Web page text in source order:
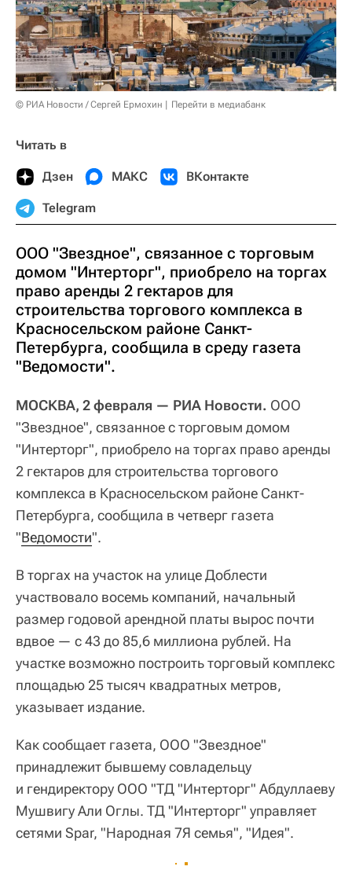
© РИА Новости / Сергей Ермохин Перейти в медиабанк
Читать в
Дзен МАКС ВКонтакте
Telegram
ООО "Звездное", связанное с торговым
домом "Интерторг", приобрело на торгах
право аренды 2 гектаров для
строительства торгового комплекса в
Красносельском районе Санкт-
Петербурга, сообщила в среду газета
"Ведомости".
МОСКВА, 2 февраля — РИА Новости. ООО
"Звездное", связанное с торговым домом
"Интерторг", приобрело на торгах право аренды
2 гектаров для строительства торгового
комплекса в Красносельском районе Санкт-
Петербурга, сообщила в четверг газета
"Ведомости".
В торгах на участок на улице Доблести
участвовало восемь компаний, начальный
размер годовой арендной платы вырос почти
вдвое — с 43 до 85,6 миллиона рублей. На
участке возможно построить торговый комплекс
площадью 25 тысяч квадратных метров,
указывает издание.
Как сообщает газета, ООО "Звездное"
принадлежит бывшему совладельцу
и гендиректору ООО "ТД "Интерторг" Абдуллаеву
Мушвигу Али Оглы. ТД "Интерторг" управляет
сетями Spar, "Народная 7Я семья", "Идея".